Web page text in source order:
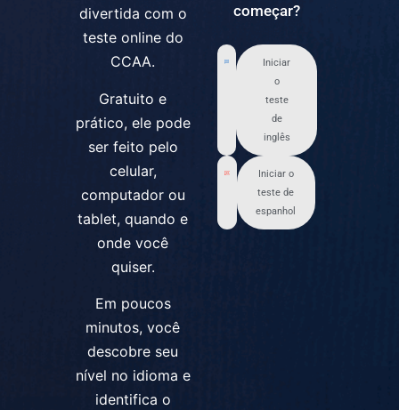
divertida com o
teste online do
CCAA.
Gratuito e
prático, ele pode
ser feito pelo
celular,
computador ou
tablet, quando e
onde você
quiser.
Em poucos
minutos, você
descobre seu
nível no idioma e
identifica o
começar?
Iniciar
o
teste
de
inglês
Iniciar o
teste de
espanhol